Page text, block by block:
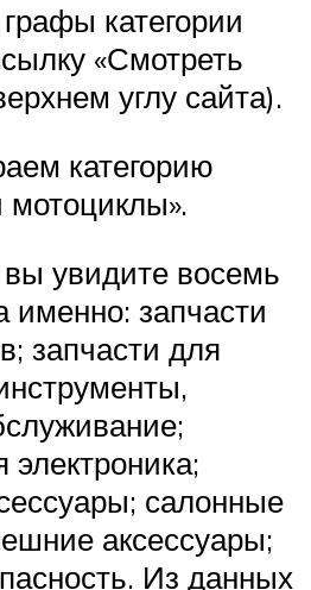
категории
«Смотреть
углу сайта).
категорию
увидите восемь
именно: запчасти
запчасти для
салонные
аксессуары;
Из данных